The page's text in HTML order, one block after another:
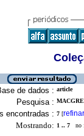
de dados : article
Pesquisa :
encontradas : 7 [refinar
Mostrando: 1 .. 7 no